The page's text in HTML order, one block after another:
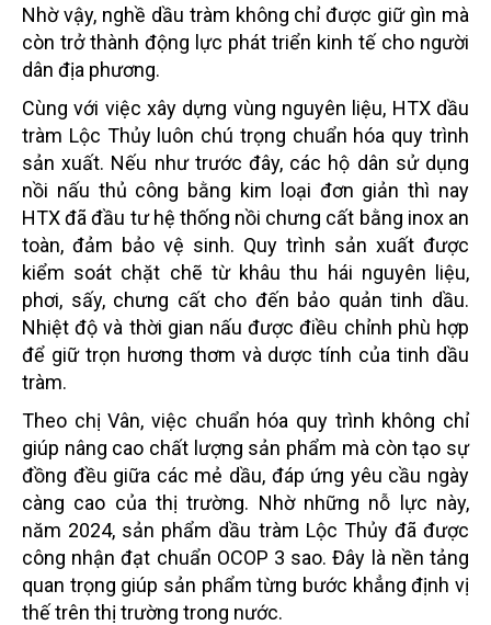
Nhờ vậy, nghề dầu tràm không chỉ được giữ gìn mà
còn trở thành động lực phát triển kinh tế cho người
dân địa phương.
Cùng với việc xây dựng vùng nguyên liệu, HTX dầu
tràm Lộc Thủy luôn chú trọng chuẩn hóa quy trình
sản xuất. Nếu như trước đây, các hộ dân sử dụng
nồi nấu thủ công bằng kim loại đơn giản thì nay
HTX đã đầu tư hệ thống nồi chưng cất bằng inox an
toàn, đảm bảo vệ sinh. Quy trình sản xuất được
kiểm soát chặt chẽ từ khâu thu hái nguyên liệu,
phơi, sấy, chưng cất cho đến bảo quản tinh dầu.
Nhiệt độ và thời gian nấu được điều chỉnh phù hợp
để giữ trọn hương thơm và dược tính của tinh dầu
tràm.
Theo chị Vân, việc chuẩn hóa quy trình không chỉ
giúp nâng cao chất lượng sản phẩm mà còn tạo sự
đồng đều giữa các mẻ dầu, đáp ứng yêu cầu ngày
càng cao của thị trường. Nhờ những nỗ lực này,
năm 2024, sản phẩm dầu tràm Lộc Thủy đã được
công nhận đạt chuẩn OCOP 3 sao. Đây là nền tảng
quan trọng giúp sản phẩm từng bước khẳng định vị
thế trên thị trường trong nước.